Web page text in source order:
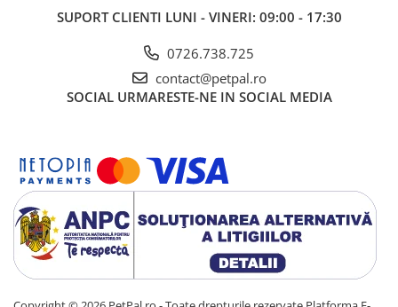
SUPORT CLIENTI LUNI - VINERI: 09:00 - 17:30
0726.738.725
contact@petpal.ro
SOCIAL URMARESTE-NE IN SOCIAL MEDIA